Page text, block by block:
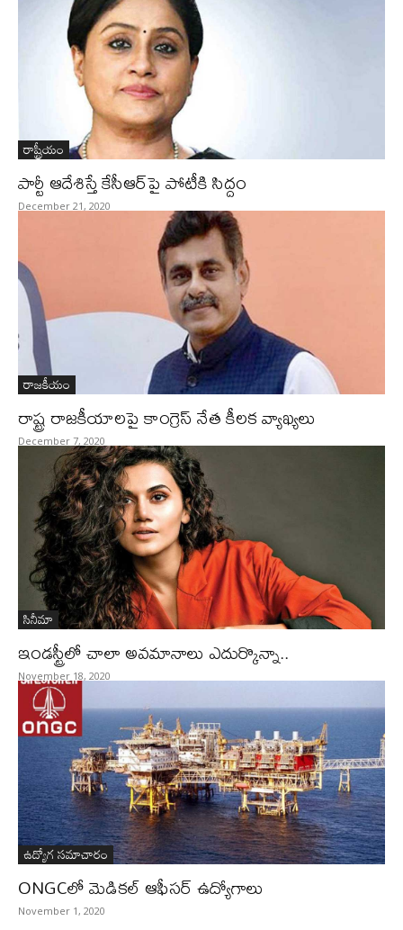
రాష్ట్రీయం
పార్టీ ఆదేశిస్తే కేసీఆర్‌పై పోటీకి సిద్దం
December 21, 2020
రాజకీయం
రాష్ట్ర రాజకీయాలపై కాంగ్రెస్ నేత కీలక వ్యాఖ్యలు
December 7, 2020
సినీమా
ఇండస్ట్రీలో చాలా అవమానాలు ఎదుర్కొన్నా..
November 18, 2020
ఉద్యోగ సమాచారం
ONGCలో మెడికల్ ఆఫీసర్ ఉద్యోగాలు
November 1, 2020